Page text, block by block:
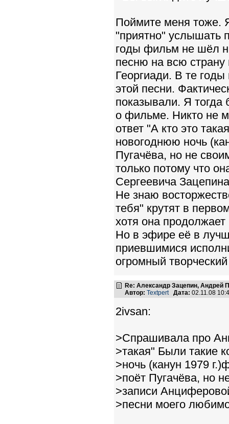
Поймите меня тоже.
"приятно" услышать
годы фильм не шёл
песню на всю страну
Георгиади. В те
этой песни.
показывали. Я тогда
о фильме. Никто не
ответ "А кто это
новогоднюю ночь
Пугачёва, но не
только потому что
Сергеевича
Не знаю
тебя" крутят в
хотя она продолжает
Но в эфире её в
приевшимися
огромный
Re: Александр Зацепин, Андрей
Автор: Textpert Дата: 02.11.08
2ivsan:
>Спрашивала про
>такая" Были такие
>ночь (канун 1979
>поёт Пугачёва, но
>записи
>песни моего